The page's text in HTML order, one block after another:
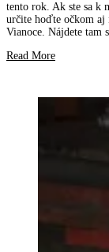
tento rok. Ak ste sa k
určite hoďte očkom aj
Vianoce. Nájdete tam
Read More